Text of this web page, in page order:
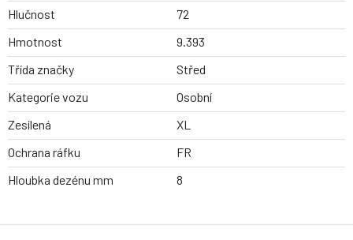
Hlučnost
72
Hmotnost
9.393
Třída značky
Střed
Kategorie vozu
Osobní
Zesílená
XL
Ochrana ráfku
FR
Hloubka dezénu mm
8